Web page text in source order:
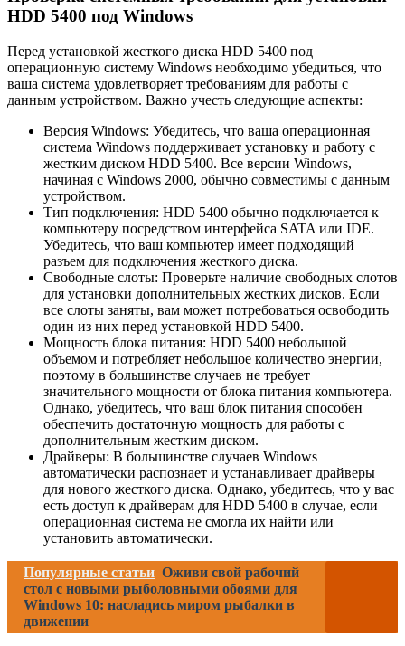
HDD 5400 под Windows
Перед установкой жесткого диска HDD 5400 под
операционную систему Windows необходимо убедиться, что
ваша система удовлетворяет требованиям для работы с
данным устройством. Важно учесть следующие аспекты:
Версия Windows: Убедитесь, что ваша операционная
система Windows поддерживает установку и работу с
жестким диском HDD 5400. Все версии Windows,
начиная с Windows 2000, обычно совместимы с данным
устройством.
Тип подключения: HDD 5400 обычно подключается к
компьютеру посредством интерфейса SATA или IDE.
Убедитесь, что ваш компьютер имеет подходящий
разъем для подключения жесткого диска.
Свободные слоты: Проверьте наличие свободных слотов
для установки дополнительных жестких дисков. Если
все слоты заняты, вам может потребоваться освободить
один из них перед установкой HDD 5400.
Мощность блока питания: HDD 5400 небольшой
объемом и потребляет небольшое количество энергии,
поэтому в большинстве случаев не требует
значительного мощности от блока питания компьютера.
Однако, убедитесь, что ваш блок питания способен
обеспечить достаточную мощность для работы с
дополнительным жестким диском.
Драйверы: В большинстве случаев Windows
автоматически распознает и устанавливает драйверы
для нового жесткого диска. Однако, убедитесь, что у вас
есть доступ к драйверам для HDD 5400 в случае, если
операционная система не смогла их найти или
установить автоматически.
Популярные статьи Оживи свой рабочий
стол с новыми рыболовными обоями для
Windows 10: насладись миром рыбалки в
движении